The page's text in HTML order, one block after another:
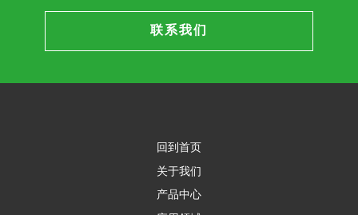
联系我们
回到首页
关于我们
产品中心